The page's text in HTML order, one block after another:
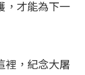
，才能為下一
裡，紀念大屠